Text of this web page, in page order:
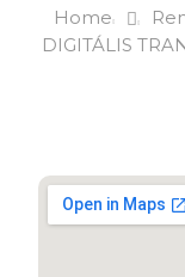
Home
DIGITÁLIS